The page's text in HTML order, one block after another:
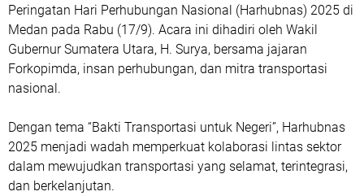
Peringatan Hari Perhubungan Nasional (Harhubnas) 2025 di
Medan pada Rabu (17/9). Acara ini dihadiri oleh Wakil
Gubernur Sumatera Utara, H. Surya, bersama jajaran
Forkopimda, insan perhubungan, dan mitra transportasi
nasional.
Dengan tema “Bakti Transportasi untuk Negeri”, Harhubnas
2025 menjadi wadah memperkuat kolaborasi lintas sektor
dalam mewujudkan transportasi yang selamat, terintegrasi,
dan berkelanjutan.